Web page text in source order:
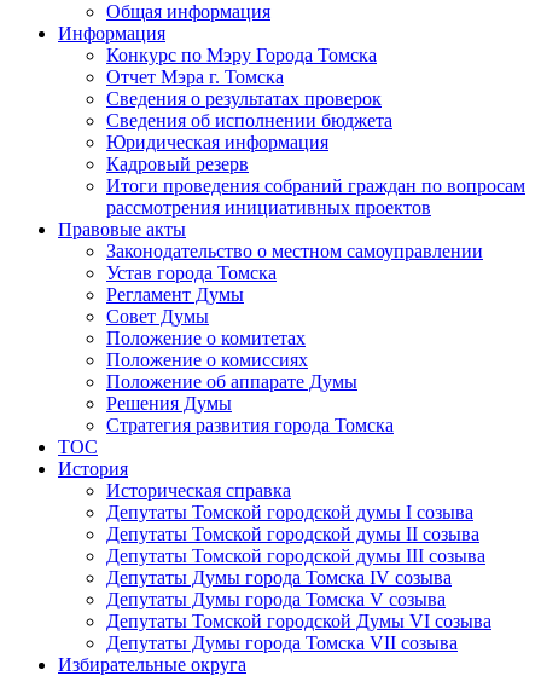
Общая информация
Информация
Конкурс по Мэру Города Томска
Отчет Мэра г. Томска
Сведения о результатах проверок
Сведения об исполнении бюджета
Юридическая информация
Кадровый резерв
Итоги проведения собраний граждан по вопросам
рассмотрения инициативных проектов
Правовые акты
Законодательство о местном самоуправлении
Устав города Томска
Регламент Думы
Совет Думы
Положение о комитетах
Положение о комиссиях
Положение об аппарате Думы
Решения Думы
Стратегия развития города Томска
ТОС
История
Историческая справка
Депутаты Томской городской думы I созыва
Депутаты Томской городской думы II созыва
Депутаты Томской городской думы III созыва
Депутаты Думы города Томска IV созыва
Депутаты Думы города Томска V созыва
Депутаты Томской городской Думы VI созыва
Депутаты Думы города Томска VII созыва
Избирательные округа